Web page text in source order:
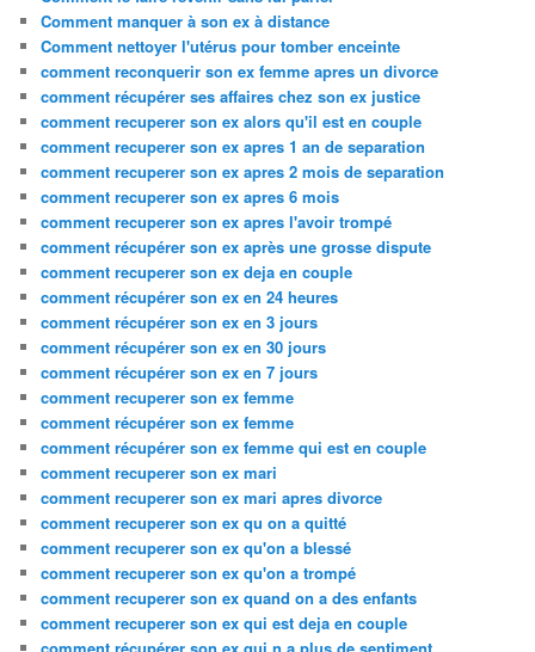
Comment manquer à son ex à distance
Comment nettoyer l'utérus pour tomber enceinte
comment reconquerir son ex femme apres un divorce
comment récupérer ses affaires chez son ex justice
comment recuperer son ex alors qu'il est en couple
comment recuperer son ex apres 1 an de separation
comment recuperer son ex apres 2 mois de separation
comment recuperer son ex apres 6 mois
comment recuperer son ex apres l'avoir trompé
comment récupérer son ex après une grosse dispute
comment recuperer son ex deja en couple
comment récupérer son ex en 24 heures
comment récupérer son ex en 3 jours
comment récupérer son ex en 30 jours
comment récupérer son ex en 7 jours
comment recuperer son ex femme
comment récupérer son ex femme
comment récupérer son ex femme qui est en couple
comment recuperer son ex mari
comment recuperer son ex mari apres divorce
comment recuperer son ex qu on a quitté
comment recuperer son ex qu'on a blessé
comment recuperer son ex qu'on a trompé
comment recuperer son ex quand on a des enfants
comment recuperer son ex qui est deja en couple